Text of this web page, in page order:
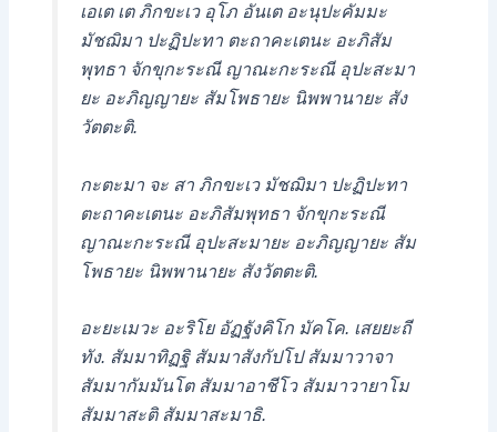
เอเต เต ภิกขะเว อุโภ อันเต อะนุปะคัมมะ
มัชฌิมา ปะฏิปะทา ตะถาคะเตนะ อะภิสัม
พุทธา จักขุกะระณี ญาณะกะระณี อุปะสะมา
ยะ อะภิญญายะ สัมโพธายะ นิพพานายะ สัง
วัตตะติ.
กะตะมา จะ สา ภิกขะเว มัชฌิมา ปะฏิปะทา
ตะถาคะเตนะ อะภิสัมพุทธา จักขุกะระณี
ญาณะกะระณี อุปะสะมายะ อะภิญญายะ สัม
โพธายะ นิพพานายะ สังวัตตะติ.
อะยะเมวะ อะริโย อัฏฐังคิโก มัคโค. เสยยะถี
ทัง. สัมมาทิฏฐิ สัมมาสังกัปโป สัมมาวาจา
สัมมากัมมันโต สัมมาอาชีโว สัมมาวายาโม
สัมมาสะติ สัมมาสะมาธิ.